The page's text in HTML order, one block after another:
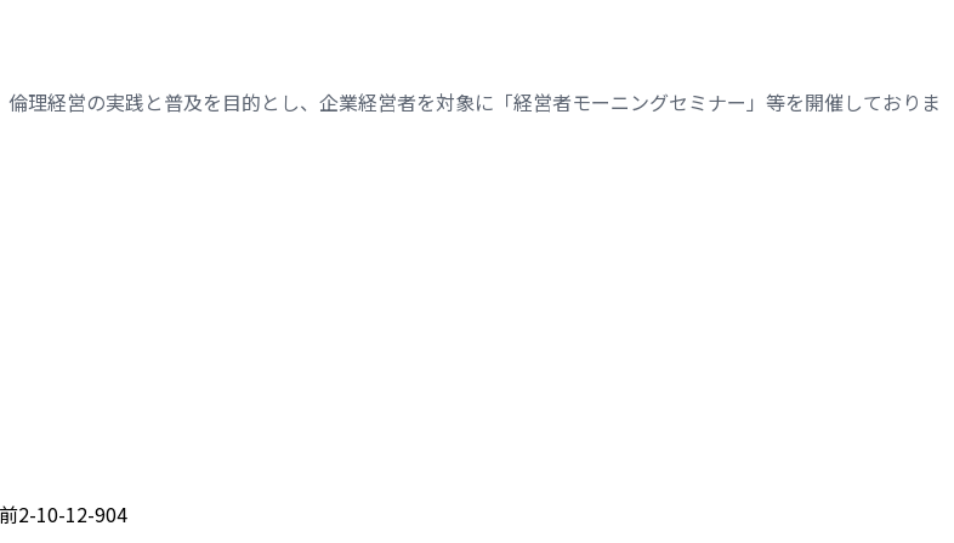
理経営の実践と普及を目的とし、企業経営者を対象に「経営者モーニングセミナー」等を開催しておりま
2-10-12-904